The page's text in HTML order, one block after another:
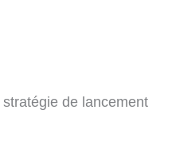
de lancement